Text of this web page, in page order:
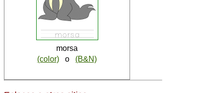
morsa
(color) o (B&N)